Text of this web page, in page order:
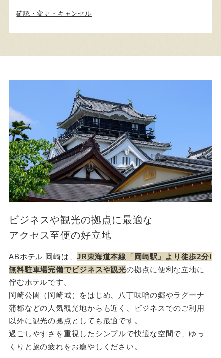
確認・変更・キャンセル
ビジネスや観光の拠点に最適な
アクセス至便の好立地
ABホテル 岡崎は、 JR東海道本線「岡崎駅」より徒歩2分!
無料駐車場完備でビジネスや観光の拠点に便利な立地に
佇むホテルです。
岡崎公園（岡崎城）をはじめ、八丁味噌の郷やラグーナ
蒲郡などの人気観光地からも近く、ビジネスでのご利用
以外に観光の拠点としても最適です。
過ごしやすさを重視したシンプルで快適な空間で、ゆっ
くりと旅の疲れをお癒やしください。